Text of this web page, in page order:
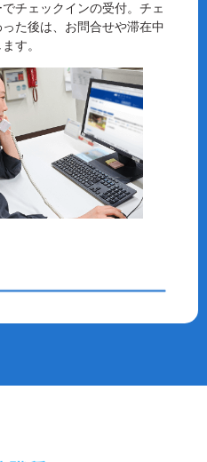
チェックインの受付。チェ
た後は、お問合せや滞在中
す。